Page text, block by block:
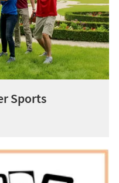
Sports